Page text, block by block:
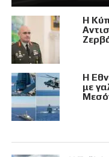
Η
Η
με